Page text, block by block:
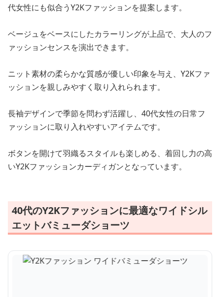
代女性にも似合うY2Kファッションを提案します。
ベージュをベースにしたカラーリングが上品で、大人のフ
ァッションセンスを演出できます。
ニット素材の柔らかな質感が優しい印象を与え、Y2Kファ
ッションを親しみやすく取り入れられます。
長袖デザインで季節を問わず活躍し、40代女性の日常フ
ァッションに取り入れやすいアイテムです。
ボタンを開けて羽織るスタイルも楽しめる、着回し力の高
いY2Kファッションカーディガンとなっています。
40代のY2Kファッションに最適なワイドシル
エットバミューダショーツ